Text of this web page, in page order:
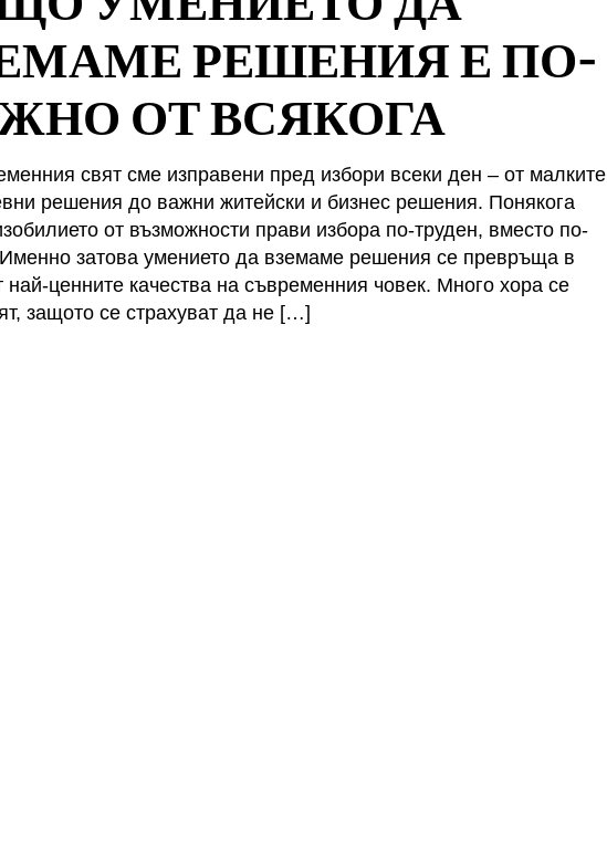
РЕШЕНИЯ Е ПО-
ОТ ВСЯКОГА
свят сме изправени пред избори всеки ден – от малките
решения до важни житейски и бизнес решения. Понякога
от възможности прави избора по-труден, вместо по-
затова умението да вземаме решения се превръща в
най-ценните качества на съвременния човек. Много хора се
защото се страхуват да не […]